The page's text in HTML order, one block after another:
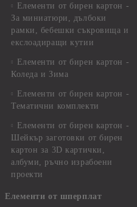
Елементи от бирен картон -
За миниатюри, дълбоки
рамки, бебешки съкровища и
екслоадиращи кутии
Елементи от бирен картон -
Коледа и Зима
Елементи от бирен картон -
Тематични комплекти
Елементи от бирен картон -
Шейкър заготовки от бирен
картон за 3D картички,
албуми, ръчно израбоени
проекти
Елементи от шперплат